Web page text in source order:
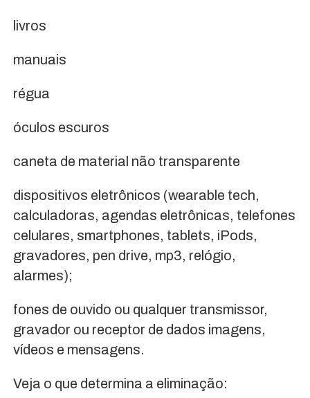
livros
manuais
régua
óculos escuros
caneta de material não transparente
dispositivos eletrônicos (wearable tech,
calculadoras, agendas eletrônicas, telefones
celulares, smartphones, tablets, iPods,
gravadores, pen drive, mp3, relógio,
alarmes);
fones de ouvido ou qualquer transmissor,
gravador ou receptor de dados imagens,
vídeos e mensagens.
Veja o que determina a eliminação: